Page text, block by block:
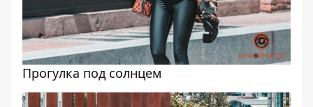
Прогулка под солнцем